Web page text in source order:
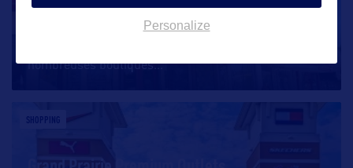
South Congress Avenue
nombreuses boutiques…
SHOPPING
Personalize